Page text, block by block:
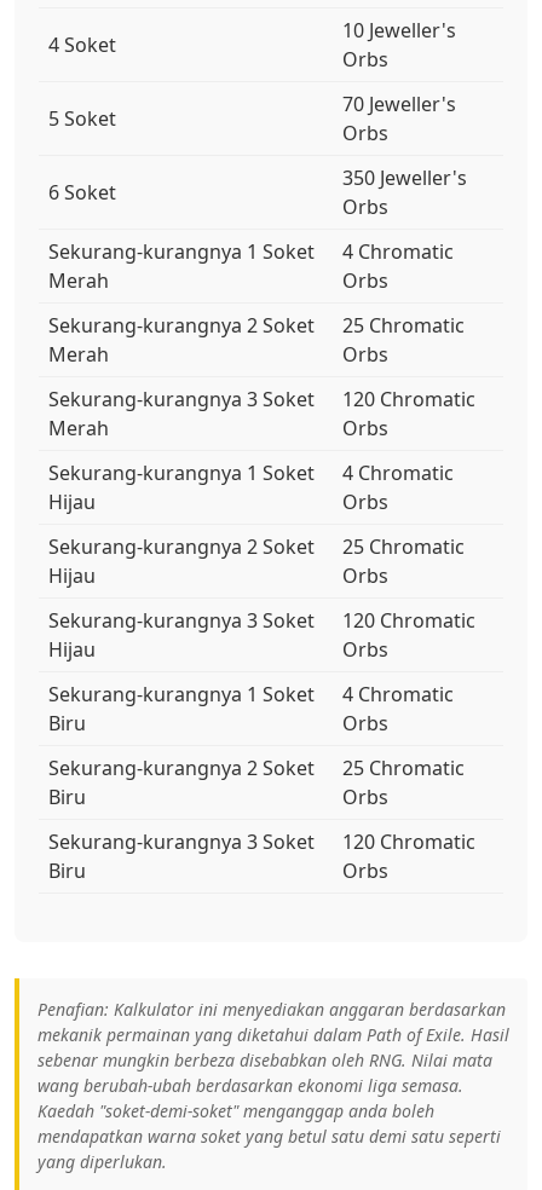
4 Soket
10 Jeweller's
Orbs
5 Soket
70 Jeweller's
Orbs
6 Soket
350 Jeweller's
Orbs
Sekurang-kurangnya 1 Soket
Merah
4 Chromatic
Orbs
Sekurang-kurangnya 2 Soket
Merah
25 Chromatic
Orbs
Sekurang-kurangnya 3 Soket
Merah
120 Chromatic
Orbs
Sekurang-kurangnya 1 Soket
Hijau
4 Chromatic
Orbs
Sekurang-kurangnya 2 Soket
Hijau
25 Chromatic
Orbs
Sekurang-kurangnya 3 Soket
Hijau
120 Chromatic
Orbs
Sekurang-kurangnya 1 Soket
Biru
4 Chromatic
Orbs
Sekurang-kurangnya 2 Soket
Biru
25 Chromatic
Orbs
Sekurang-kurangnya 3 Soket
Biru
120 Chromatic
Orbs
Penafian: Kalkulator ini menyediakan anggaran berdasarkan
mekanik permainan yang diketahui dalam Path of Exile. Hasil
sebenar mungkin berbeza disebabkan oleh RNG. Nilai mata
wang berubah-ubah berdasarkan ekonomi liga semasa.
Kaedah "soket-demi-soket" menganggap anda boleh
mendapatkan warna soket yang betul satu demi satu seperti
yang diperlukan.